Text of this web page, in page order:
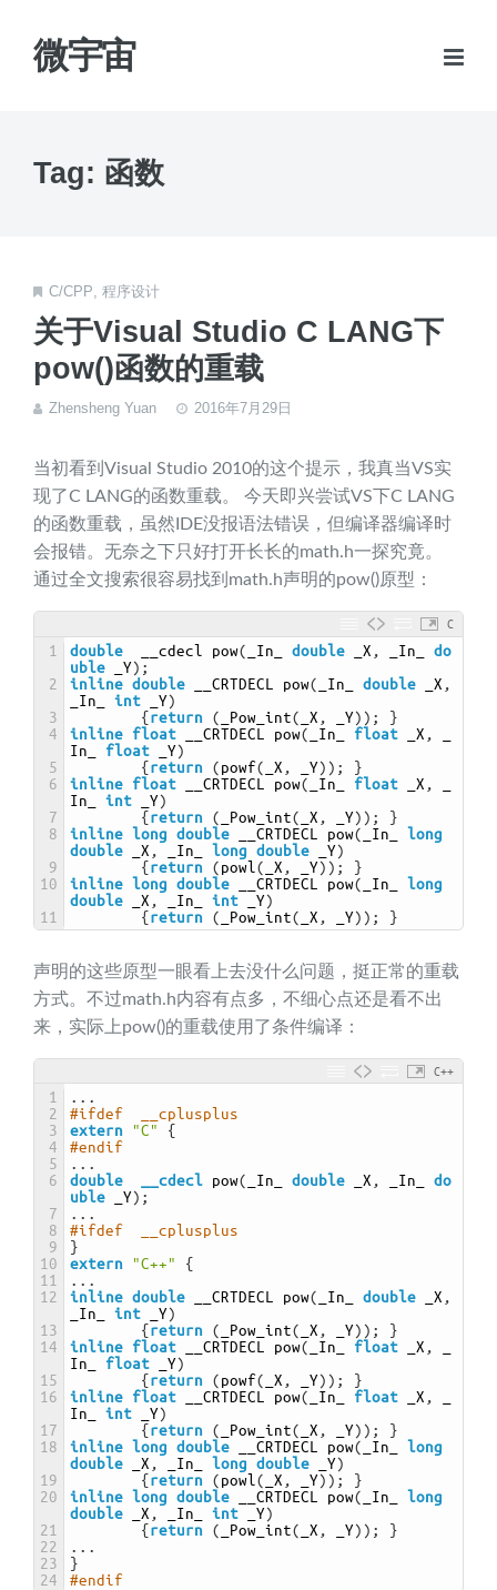
微宇宙
Tag: 函数
C/CPP, 程序设计
关于Visual Studio C LANG下
pow()函数的重载
Zhensheng Yuan 2016年7月29日
当初看到Visual Studio 2010的这个提示，我真当VS实
现了C LANG的函数重载。 今天即兴尝试VS下C LANG
的函数重载，虽然IDE没报语法错误，但编译器编译时
会报错。无奈之下只好打开长长的math.h一探究竟。
通过全文搜索很容易找到math.h声明的pow()原型：
C
1
2
3
4
5
6
7
8
9
10
11
double __cdecl pow( _In_ double _X , _In_ do
uble
_Y) ;
inline double __CRTDECL pow( _In_ double _X ,
_In_ int _Y)
{return ( _Pow_int( _X , _Y) ) ;
}
inline float __CRTDECL pow( _In_ float _X ,
In_ float _Y)
{return ( powf( _X , _Y) ) ;
}
inline float __CRTDECL pow( _In_ float _X ,
In_ int _Y)
{return ( _Pow_int( _X , _Y) ) ;
}
inline long double __CRTDECL pow( _In_ long
double
_X , _In_ long double _Y)
{return ( powl( _X , _Y) ) ;
}
inline long double __CRTDECL pow( _In_ long
double
_X , _In_ int _Y)
{return ( _Pow_int( _X , _Y) ) ; }
声明的这些原型一眼看上去没什么问题，挺正常的重载
方式。不过math.h内容有点多，不细心点还是看不出
来，实际上pow()的重载使用了条件编译：
C++
1
2
3
4
5
6
7
8
9
10
11
12
13
14
15
16
17
18
19
20
21
22
23
24
. . .
#ifdef  __cplusplus
extern
"C"
{
#endif
. . .
double
__cdecl pow( _In_ double _X , _In_ do
uble
_Y) ;
. . .
#ifdef  __cplusplus
}
extern
"C++"
{
. . .
inline double __CRTDECL pow( _In_ double _X ,
_In_ int _Y)
{ return ( _Pow_int( _X , _Y) ) ;
}
inline float __CRTDECL pow( _In_ float _X ,
In_ float _Y)
{ return ( powf( _X , _Y) ) ;
}
inline float __CRTDECL pow( _In_ float _X ,
In_ int _Y)
{ return ( _Pow_int( _X , _Y) ) ;
}
inline
long double __CRTDECL pow( _In_
long
double
_X , _In_ long double _Y)
{ return ( powl( _X , _Y) ) ;
}
inline
long double __CRTDECL pow( _In_
long
double
_X , _In_ int _Y)
{ return ( _Pow_int( _X , _Y) ) ;
}
. . .
}
#endif